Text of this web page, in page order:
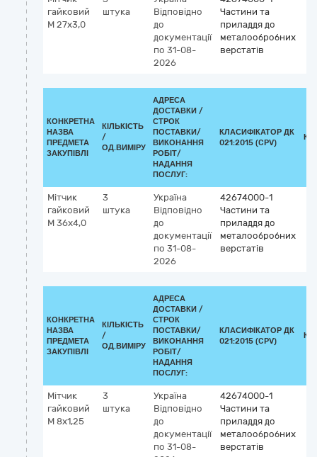
гайковий
М 27х3,0
штука
Відповідно
до
документації
по 31-08-
2026
Частини та
приладдя до
металообробних
верстатів
КОНКРЕТНА
НАЗВА
ПРЕДМЕТА
ЗАКУПІВЛІ
КІЛЬКІСТЬ
/
ОД.ВИМІРУ
АДРЕСА
ДОСТАВКИ /
СТРОК
ПОСТАВКИ/
ВИКОНАННЯ
РОБІТ/
НАДАННЯ
ПОСЛУГ:
КЛАСИФІКАТОР ДК
021:2015 (CPV)
Мітчик
гайковий
М 36х4,0
3
штука
Україна
Відповідно
до
документації
по 31-08-
2026
42674000-1
Частини та
приладдя до
металообробних
верстатів
КОНКРЕТНА
НАЗВА
ПРЕДМЕТА
ЗАКУПІВЛІ
КІЛЬКІСТЬ
/
ОД.ВИМІРУ
АДРЕСА
ДОСТАВКИ /
СТРОК
ПОСТАВКИ/
ВИКОНАННЯ
РОБІТ/
НАДАННЯ
ПОСЛУГ:
КЛАСИФІКАТОР ДК
021:2015 (CPV)
Мітчик
гайковий
М 8х1,25
3
штука
Україна
Відповідно
до
документації
по 31-08-
42674000-1
Частини та
приладдя до
металообробних
верстатів